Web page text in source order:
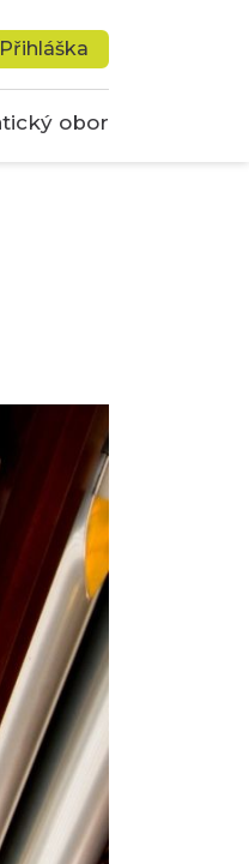
Přihláška
obor